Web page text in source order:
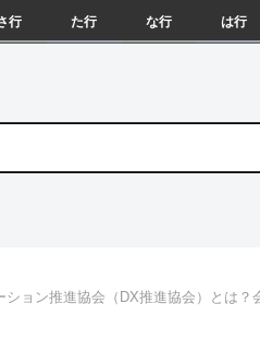
行 た行 な行 は行
ョン推進協会（DX推進協会）とは？